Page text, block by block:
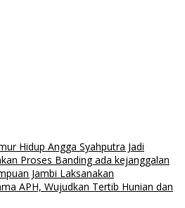
Hidup Angga Syahputra Jadi
Proses Banding ada kejanggalan
Jambi Laksanakan
APH, Wujudkan Tertib Hunian dan